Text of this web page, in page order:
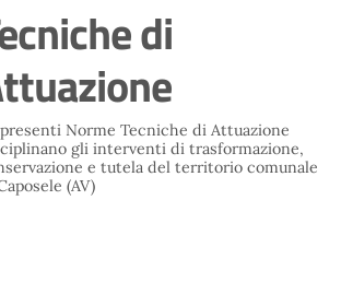
di
Norme Tecniche di Attuazione
gli interventi di trasformazione,
e tutela del territorio comunale
(AV)